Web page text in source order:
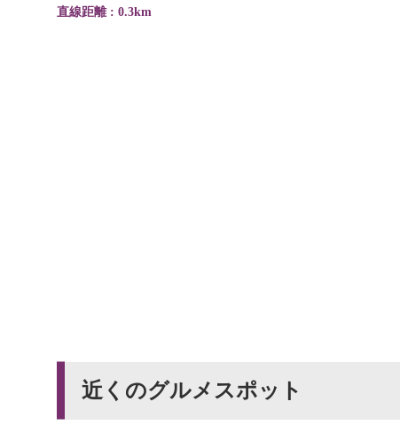
直線距離 : 0.3km
近くのグルメスポット